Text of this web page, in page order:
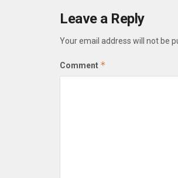
Leave a Reply
Your email address will not be
Comment *